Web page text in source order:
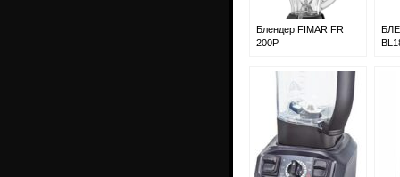
Блендер FIMAR FR
200P